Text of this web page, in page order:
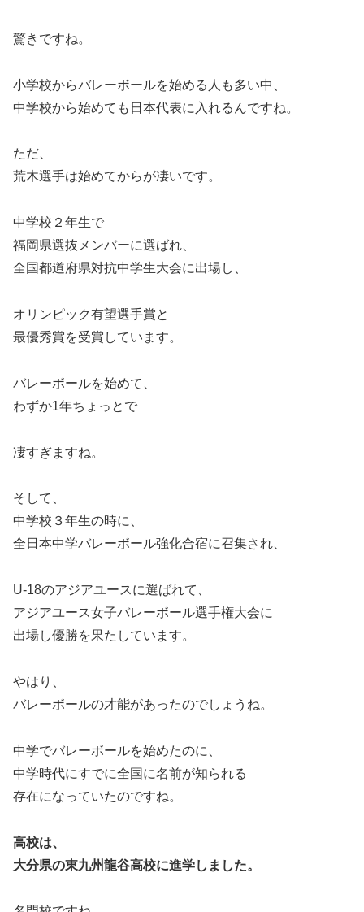
驚きですね。
小学校からバレーボールを始める人も多い中、
中学校から始めても日本代表に入れるんですね。
ただ、
荒木選手は始めてからが凄いです。
中学校２年生で
福岡県選抜メンバーに選ばれ、
全国都道府県対抗中学生大会に出場し、
オリンピック有望選手賞と
最優秀賞を受賞しています。
バレーボールを始めて、
わずか1年ちょっとで
凄すぎますね。
そして、
中学校３年生の時に、
全日本中学バレーボール強化合宿に召集され、
U-18のアジアユースに選ばれて、
アジアユース女子バレーボール選手権大会に
出場し優勝を果たしています。
やはり、
バレーボールの才能があったのでしょうね。
中学でバレーボールを始めたのに、
中学時代にすでに全国に名前が知られる
存在になっていたのですね。
高校は、
大分県の東九州龍谷高校に進学しました。